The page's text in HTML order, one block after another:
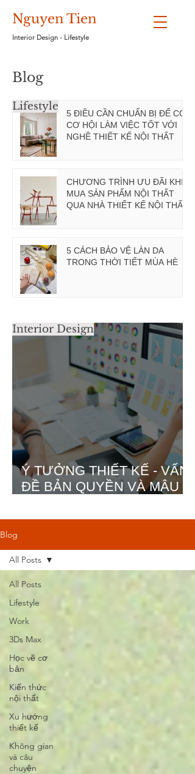
Nguyen Tien
Interior Design - Lifestyle
Blog
5 ĐIỀU CẦN CHUẨN BỊ ĐỂ CÓ
CƠ HỘI LÀM VIỆC TỐT VỚI
NGHỀ THIẾT KẾ NỘI THẤT
CHƯƠNG TRÌNH ƯU ĐÃI KHI
MUA SẢN PHẨM NỘI THẤT
QUA NHÀ THIẾT KẾ NỘI THẤT
5 CÁCH BẢO VỆ LÀN DA
TRONG THỜI TIẾT MÙA HÈ
Lifestyle
Ý TƯỞNG THIẾT KẾ - VẤN
ĐỀ BẢN QUYỀN VÀ MÂU
​Interior Design
Blog
All Posts
Lifestyle
Work
3Ds Max
Học vẽ cơ
bản
Kiến thức
nội thất
Xu hướng
thiết kế
Không gian
và câu
chuyện
All Posts